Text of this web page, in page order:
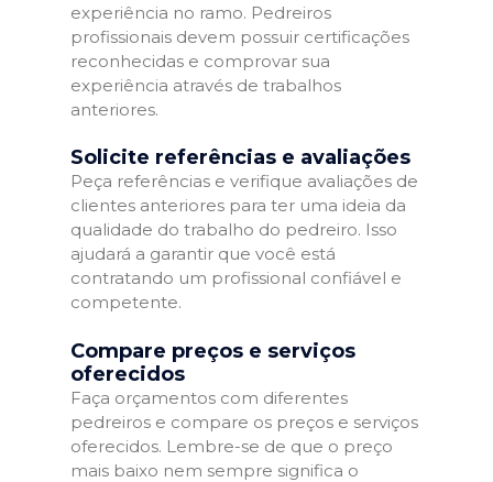
experiência no ramo. Pedreiros
profissionais devem possuir certificações
reconhecidas e comprovar sua
experiência através de trabalhos
anteriores.
Solicite referências e avaliações
Peça referências e verifique avaliações de
clientes anteriores para ter uma ideia da
qualidade do trabalho do pedreiro. Isso
ajudará a garantir que você está
contratando um profissional confiável e
competente.
Compare preços e serviços
oferecidos
Faça orçamentos com diferentes
pedreiros e compare os preços e serviços
oferecidos. Lembre-se de que o preço
mais baixo nem sempre significa o